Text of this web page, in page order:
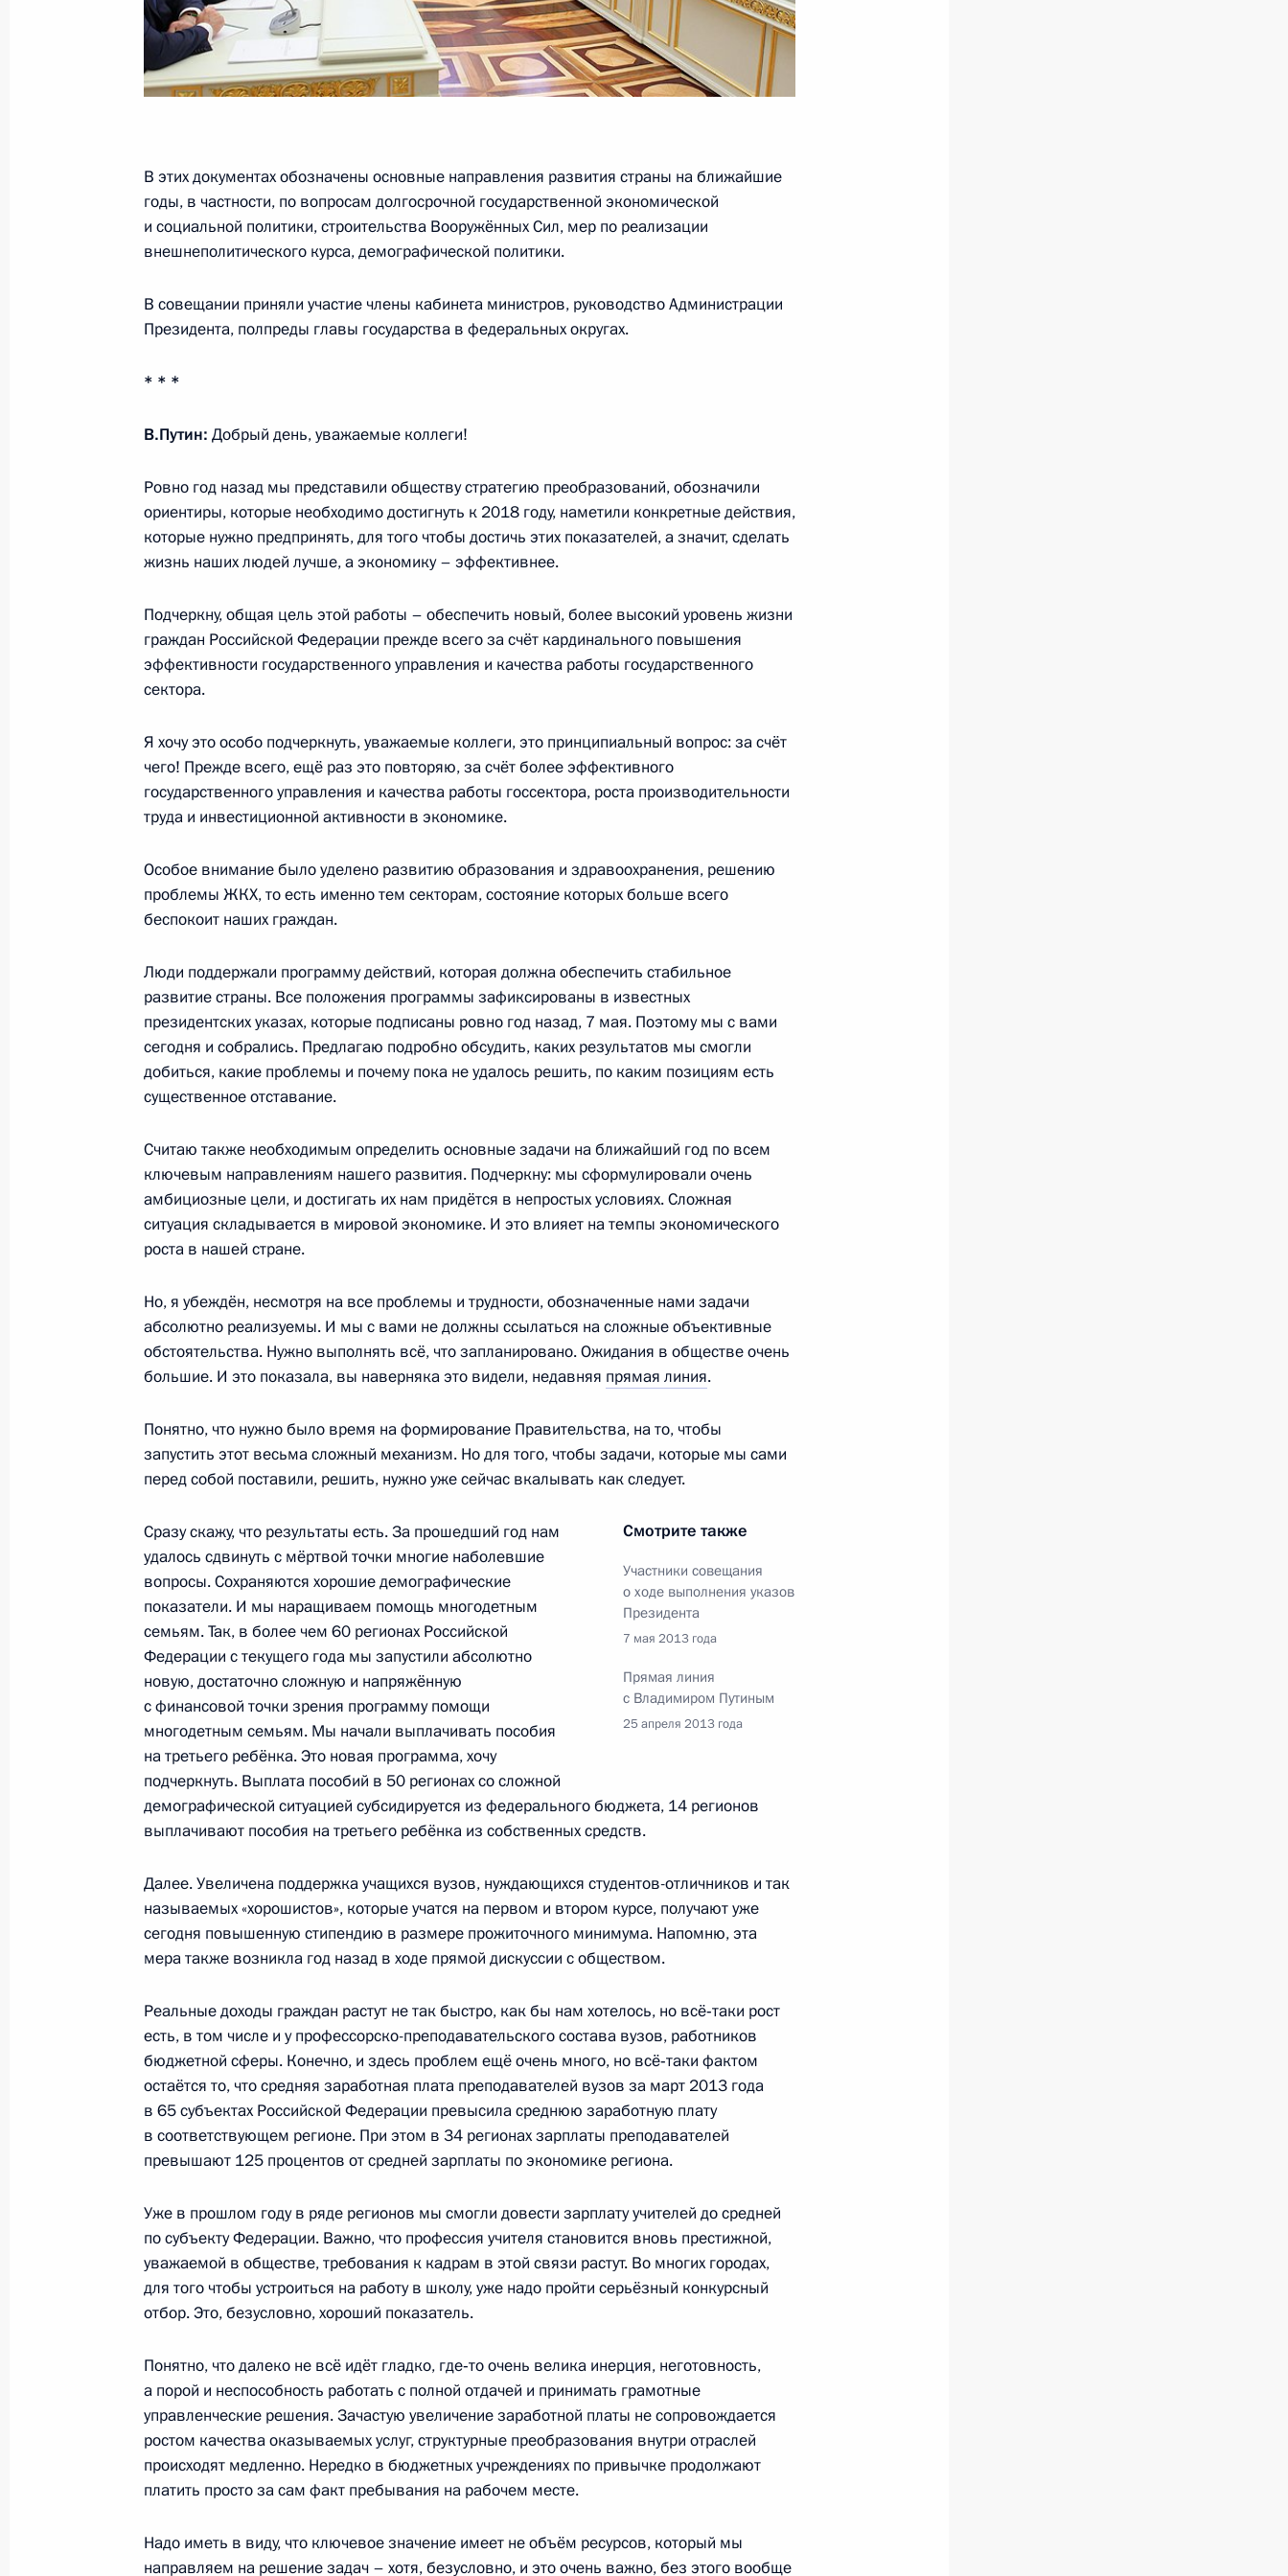
Учреждены президентские гранты в области культуры и искусства
10 мая 2013 года, пятница
Всероссийский фестиваль по хоккею среди любительских команд
Встреча с Премьер-министром Великобритании Дэвидом
Кэмероном
10 мая 2013 года, 20:00 Сочи
9
9 мая 2013 года, четверг
Военный парад в честь 68-й годовщины Великой Победы
42
8 мая 2013 года, среда
Великобритании Дэвидом Кэмероном
8 мая 2013 года, 18:40
Заседание Совета Безопасности
8 мая 2013 года, 15:15 Москва, Кремль
Подписан Указ об освобождении Владислава Суркова
Руководителя Аппарата Правительства
8 мая 2013 года, 13:20
8 мая 2013 года, 12:20 Москва
и гражданам Грузии по случаю 68-й годовщины Победы
в Великой Отечественной войне
8 мая 2013 года, 12:00
Перечень поручений по итогам совещания о перспективах
развития космической отрасли в России
8 мая 2013 года, 10:20
7 мая 2013 года, вторник
Встреча с госсекретарём США Джоном Керри
7 мая 2013 года, 18:30 Москва, Кремль
Совещание о ходе исполнения указов Президента от 7 мая
2012 года
7 мая 2013 года, 16:30 Москва, Кремль
6 мая 2013 года, понедельник
Встреча с руководством центра детской гематологии, онкологии
и иммунологии
Москва, Кремль
6
Телефонный разговор с Премьер-министром Израиля
Биньямином Нетаньяху
6 мая 2013 года, 17:40
Объявлена аккредитация журналистов на освещение встречи
на высшем уровне Россия – Европейский союз
6 мая 2013 года, 15:00
Рабочая встреча с мэром Москвы Сергеем Собяниным
6 мая 2013 года, 14:50 Москва, Кремль
В этих документах обозначены основные направления развития страны на ближайшие
годы, в частности, по вопросам долгосрочной государственной экономической
и социальной политики, строительства Вооружённых Сил, мер по реализации
внешнеполитического курса, демографической политики.
В совещании приняли участие члены кабинета министров, руководство Администрации
Президента, полпреды главы государства в федеральных округах.
* * *
В.Путин: Добрый день, уважаемые коллеги!
Ровно год назад мы представили обществу стратегию преобразований, обозначили
ориентиры, которые необходимо достигнуть к 2018 году, наметили конкретные действия,
которые нужно предпринять, для того чтобы достичь этих показателей, а значит, сделать
жизнь наших людей лучше, а экономику – эффективнее.
Подчеркну, общая цель этой работы – обеспечить новый, более высокий уровень жизни
граждан Российской Федерации прежде всего за счёт кардинального повышения
эффективности государственного управления и качества работы государственного
сектора.
Я хочу это особо подчеркнуть, уважаемые коллеги, это принципиальный вопрос: за счёт
чего! Прежде всего, ещё раз это повторяю, за счёт более эффективного
государственного управления и качества работы госсектора, роста производительности
труда и инвестиционной активности в экономике.
Особое внимание было уделено развитию образования и здравоохранения, решению
проблемы ЖКХ, то есть именно тем секторам, состояние которых больше всего
беспокоит наших граждан.
Люди поддержали программу действий, которая должна обеспечить стабильное
развитие страны. Все положения программы зафиксированы в известных
президентских указах, которые подписаны ровно год назад, 7 мая. Поэтому мы с вами
сегодня и собрались. Предлагаю подробно обсудить, каких результатов мы смогли
добиться, какие проблемы и почему пока не удалось решить, по каким позициям есть
существенное отставание.
Считаю также необходимым определить основные задачи на ближайший год по всем
ключевым направлениям нашего развития. Подчеркну: мы сформулировали очень
амбициозные цели, и достигать их нам придётся в непростых условиях. Сложная
ситуация складывается в мировой экономике. И это влияет на темпы экономического
роста в нашей стране.
Но, я убеждён, несмотря на все проблемы и трудности, обозначенные нами задачи
абсолютно реализуемы. И мы с вами не должны ссылаться на сложные объективные
обстоятельства. Нужно выполнять всё, что запланировано. Ожидания в обществе очень
большие. И это показала, вы наверняка это видели, недавняя прямая линия.
Понятно, что нужно было время на формирование Правительства, на то, чтобы
запустить этот весьма сложный механизм. Но для того, чтобы задачи, которые мы сами
перед собой поставили, решить, нужно уже сейчас вкалывать как следует.
Смотрите также
Участники совещания
о ходе выполнения указов
Президента
7 мая 2013 года
Прямая линия
с Владимиром Путиным
25 апреля 2013 года
Сразу скажу, что результаты есть. За прошедший год нам
удалось сдвинуть с мёртвой точки многие наболевшие
вопросы. Сохраняются хорошие демографические
показатели. И мы наращиваем помощь многодетным
семьям. Так, в более чем 60 регионах Российской
Федерации с текущего года мы запустили абсолютно
новую, достаточно сложную и напряжённую
с финансовой точки зрения программу помощи
многодетным семьям. Мы начали выплачивать пособия
на третьего ребёнка. Это новая программа, хочу
подчеркнуть. Выплата пособий в 50 регионах со сложной
демографической ситуацией субсидируется из федерального бюджета, 14 регионов
выплачивают пособия на третьего ребёнка из собственных средств.
Далее. Увеличена поддержка учащихся вузов, нуждающихся студентов-отличников и так
называемых «хорошистов», которые учатся на первом и втором курсе, получают уже
сегодня повышенную стипендию в размере прожиточного минимума. Напомню, эта
мера также возникла год назад в ходе прямой дискуссии с обществом.
Реальные доходы граждан растут не так быстро, как бы нам хотелось, но всё‑таки рост
есть, в том числе и у профессорско-преподавательского состава вузов, работников
бюджетной сферы. Конечно, и здесь проблем ещё очень много, но всё‑таки фактом
остаётся то, что средняя заработная плата преподавателей вузов за март 2013 года
в 65 субъектах Российской Федерации превысила среднюю заработную плату
в соответствующем регионе. При этом в 34 регионах зарплаты преподавателей
превышают 125 процентов от средней зарплаты по экономике региона.
Уже в прошлом году в ряде регионов мы смогли довести зарплату учителей до средней
по субъекту Федерации. Важно, что профессия учителя становится вновь престижной,
уважаемой в обществе, требования к кадрам в этой связи растут. Во многих городах,
для того чтобы устроиться на работу в школу, уже надо пройти серьёзный конкурсный
отбор. Это, безусловно, хороший показатель.
Понятно, что далеко не всё идёт гладко, где‑то очень велика инерция, неготовность,
а порой и неспособность работать с полной отдачей и принимать грамотные
управленческие решения. Зачастую увеличение заработной платы не сопровождается
ростом качества оказываемых услуг, структурные преобразования внутри отраслей
происходят медленно. Нередко в бюджетных учреждениях по привычке продолжают
платить просто за сам факт пребывания на рабочем месте.
Надо иметь в виду, что ключевое значение имеет не объём ресурсов, который мы
направляем на решение задач – хотя, безусловно, и это очень важно, без этого вообще